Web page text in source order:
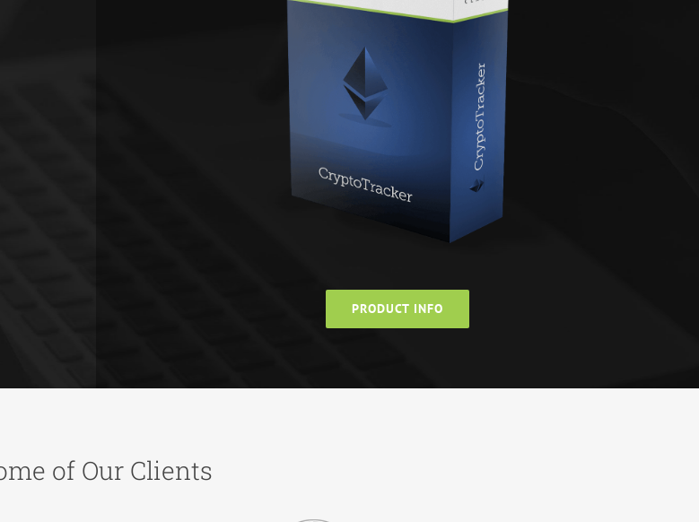
PRODUCT INFO
of Our Clients